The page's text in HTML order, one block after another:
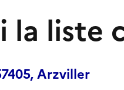
la liste
Arzviller